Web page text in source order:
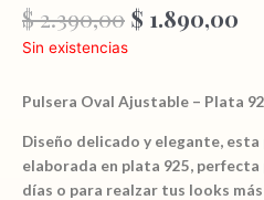
$2.390,00 El
precio
era:
$ 2.390,00.
$ 1.890,00
es:
$
Sin existencias
Pulsera Oval Ajustable – Plata
Diseño delicado y elegante,
elaborada en plata 925,
días o para realzar tus looks